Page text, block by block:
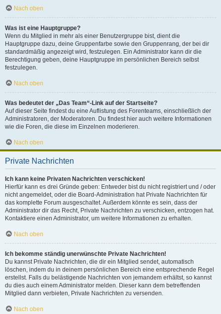
Nach oben
Was ist eine Hauptgruppe?
Wenn du Mitglied in mehr als einer Benutzergruppe bist, dient die
Hauptgruppe dazu, deine Gruppenfarbe sowie den Gruppenrang, der bei dir
standardmäßig angezeigt wird, festzulegen. Ein Administrator kann dir die
Berechtigung geben, deine Hauptgruppe im persönlichen Bereich selbst
festzulegen.
Nach oben
Was bedeutet der „Das Team“-Link auf der Startseite?
Auf dieser Seite findest du eine Auflistung des Forenteams, einschließlich der
Administratoren, der Moderatoren. Du findest hier auch weitere Informationen
wie die Foren, die diese im Einzelnen moderieren.
Nach oben
Private Nachrichten
Ich kann keine Privaten Nachrichten verschicken!
Hierfür kann es drei Gründe geben: Entweder bist du nicht registriert und / oder
nicht angemeldet, oder die Board-Administration hat Private Nachrichten für
das komplette Forum ausgeschaltet. Außerdem könnte es sein, dass der
Administrator dir das Recht, Private Nachrichten zu verschicken, entzogen hat.
Kontaktiere einen Administrator, um weitere Informationen zu erhalten.
Nach oben
Ich bekomme ständig unerwünschte Private Nachrichten!
Du kannst Private Nachrichten, die dir ein Mitglied sendet, automatisch
löschen, indem du in deinem persönlichen Bereich eine entsprechende Regel
erstellst. Falls du belästigende Nachrichten von jemandem erhältst, so kannst
du dies auch einem Administrator melden. Dieser kann dem betreffenden
Mitglied dann verbieten, Private Nachrichten zu versenden.
Nach oben